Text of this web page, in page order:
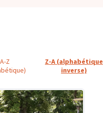
A-Z
Z-A (alphabétique
inverse)